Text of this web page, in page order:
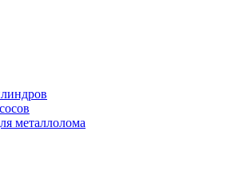
металлолома